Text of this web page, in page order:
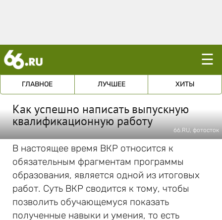
☰
ГЛАВНОЕ ЛУЧШЕЕ ХИТЫ
Как успешно написать выпускную
квалификационную работу
66.RU, фотосток
В настоящее время ВКР относится к
обязательным фрагментам программы
образования, является одной из итоговых
работ. Суть ВКР сводится к тому, чтобы
позволить обучающемуся показать
полученные навыки и умения, то есть